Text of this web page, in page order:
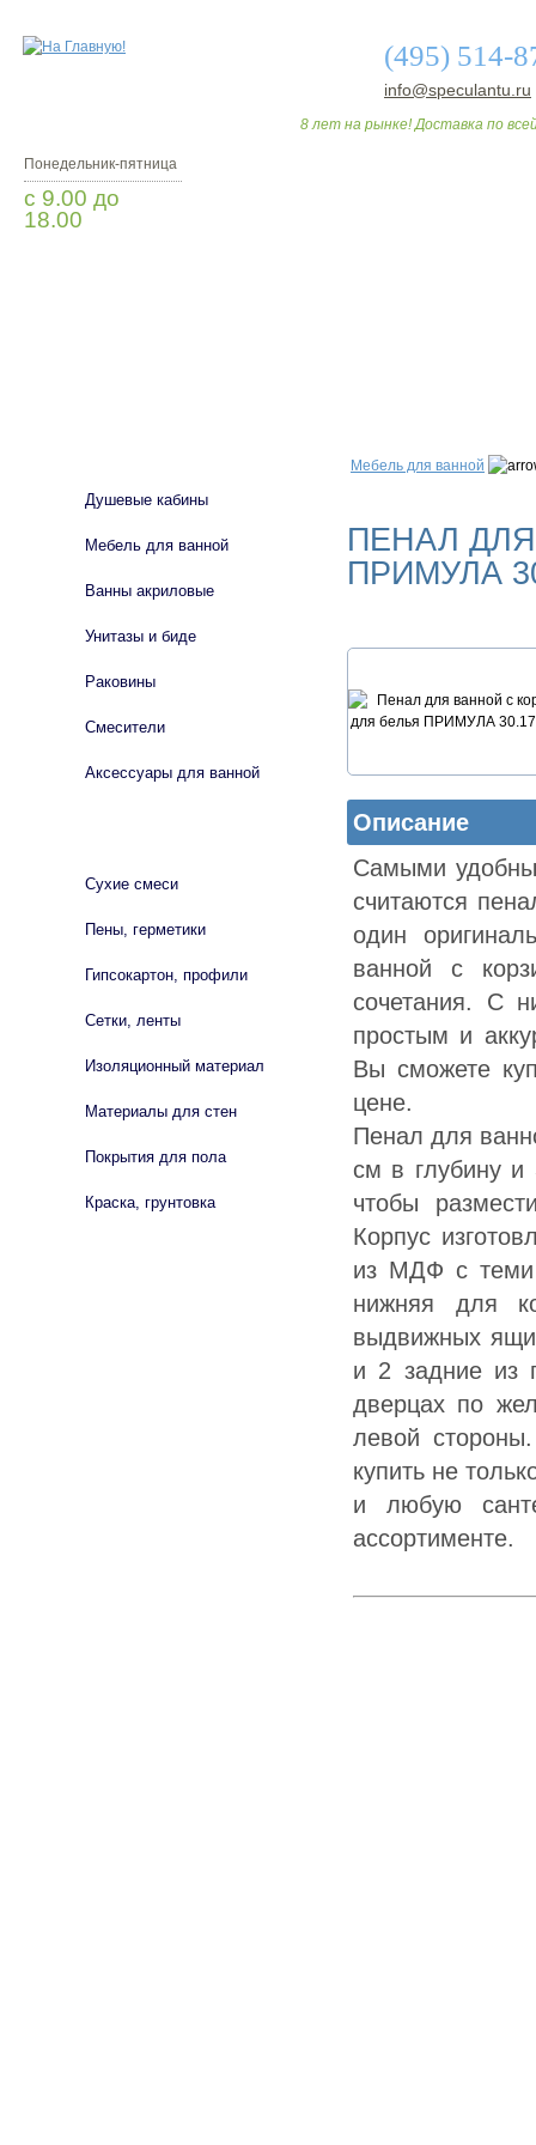
(495) 514-
info@speculantu.ru
8 лет на рынке! Доставка по
Понедельник-пятница
с 9.00 до
18.00
Мебель для ванной
ПЕНАЛ
ПРИМУЛА
Описание
Самыми
считаются
один
ванной с
сочетания. С
простым и
Вы сможете
цене.
Пенал для
см в глубину и
чтобы
Корпус
из МДФ с теми
нижняя для
выдвижных
и 2 задние из
дверцах по
левой
купить не
и любую
ассортименте.
Душевые кабины
Мебель для ванной
Ванны акриловые
Унитазы и биде
Раковины
Смесители
Аксессуары для ванной
Сухие смеси
Пены, герметики
Гипсокартон, профили
Сетки, ленты
Изоляционный материал
Материалы для стен
Покрытия для пола
Краска, грунтовка